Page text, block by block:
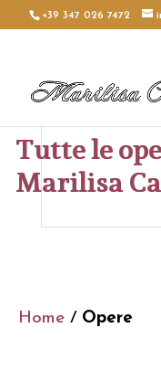
+39 347 026 7472
Tutte le
Marilisa
Home / Opere